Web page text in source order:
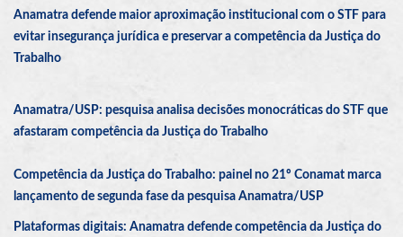
Anamatra defende maior aproximação institucional com o STF para
evitar insegurança jurídica e preservar a competência da Justiça do
Trabalho
Anamatra/USP: pesquisa analisa decisões monocráticas do STF que
afastaram competência da Justiça do Trabalho
Competência da Justiça do Trabalho: painel no 21º Conamat marca
lançamento de segunda fase da pesquisa Anamatra/USP
Plataformas digitais: Anamatra defende competência da Justiça do